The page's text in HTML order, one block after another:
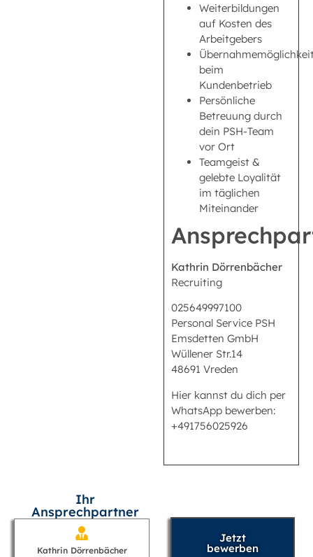
Weiterbildungen
auf Kosten des
Arbeitgebers
beim
Kundenbetrieb
Persönliche
Betreuung durch
dein PSH-Team
vor Ort
Teamgeist &
gelebte Loyalität
im täglichen
Miteinander
Kathrin Dörrenbächer
Recruiting
025649997100
Personal Service PSH
Emsdetten GmbH
Wüllener Str.14
48691 Vreden
Hier kannst du dich per
WhatsApp bewerben:
+491756025926
Ihr
Ansprechpartner
Kathrin Dörrenbächer
Jetzt
bewerben